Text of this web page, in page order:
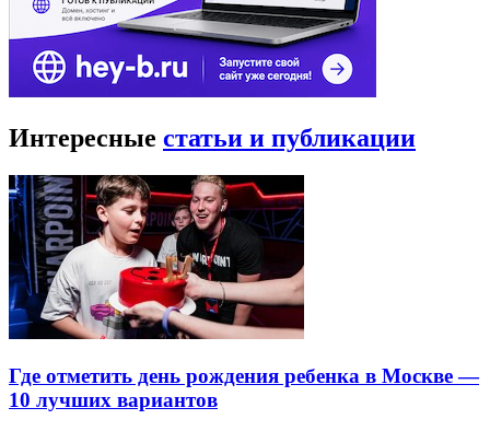
Интересные статьи и публикации
Где отметить день рождения ребенка в Москве —
10 лучших вариантов